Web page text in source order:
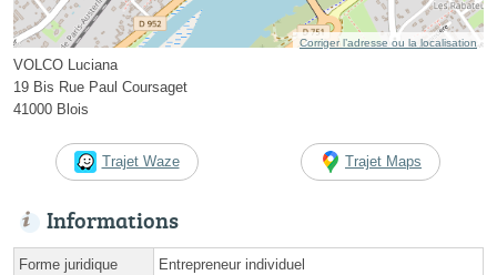
Corriger l’adresse ou la localisation
VOLCO Luciana
19 Bis Rue Paul Coursaget
41000 Blois
Trajet Waze Trajet Maps
Informations
Forme juridique Entrepreneur individuel